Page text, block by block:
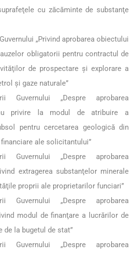
cu zăcăminte de substanţe
„Privind aprobarea obiectului
obligatorii pentru contractul de
de prospectare şi explorare a
şi gaze naturale”
Guvernului „Despre aprobarea
cu privire la modul de atribuire a
pentru cercetarea geologică din
ale solicitantului”
Guvernului „Despre aprobarea
extragerea substanţelor minerale
proprii ale proprietarilor funciari”
Guvernului „Despre aprobarea
modul de finanţare a lucrărilor de
la bugetul de stat”
Guvernului „Despre aprobarea